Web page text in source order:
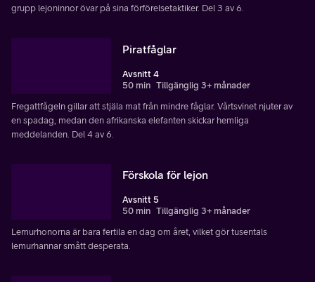
grupp lejoninnor övar på sina förförelsetaktiker. Del 3 av 6.
Piratfåglar
Avsnitt 4
50 min Tillgänglig 3+ månader
Fregattfågeln gillar att stjäla mat från mindre fåglar. Vårtsvinet njuter av
en spadag, medan den afrikanska elefanten skickar hemliga
meddelanden. Del 4 av 6.
Förskola för lejon
Avsnitt 5
50 min Tillgänglig 3+ månader
Lemurhonorna är bara fertila en dag om året, vilket gör tusentals
lemurhannar smått desperata.